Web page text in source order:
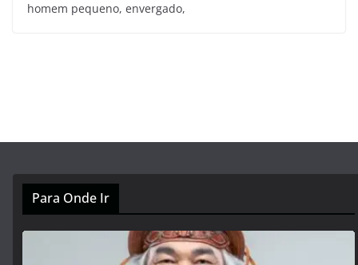
homem pequeno, envergado,
Para Onde Ir